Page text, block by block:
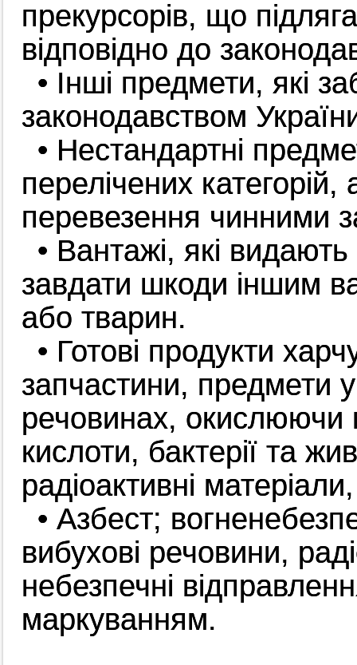
прекурсорів, що
відповідно до
• Інші предмети, які
законодавством
• Нестандартні
перелічених
перевезення чинними
• Вантажi, які
завдати шкоди іншим
або тварин.
• Готові продукти
запчастини, предмети
речовинах, окислюючи
кислоти, бактерії та
радіоактивні
• Азбест;
вибухові речовини,
небезпечні
маркуванням.